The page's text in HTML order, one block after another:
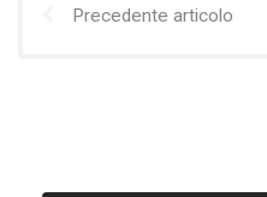
Precedente articolo